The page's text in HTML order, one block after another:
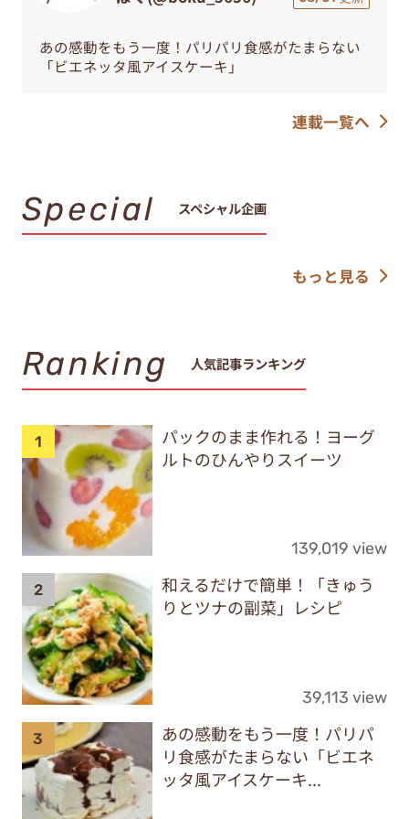
あの感動をもう一度！パリパリ食感がたまらない
「ビエネッタ風アイスケーキ」
連載一覧へ
Special スペシャル企画
もっと見る
Ranking 人気記事ランキング
パックのまま作れる！ヨーグ
ルトのひんやりスイーツ
139,019 view
和えるだけで簡単！「きゅう
りとツナの副菜」レシピ
39,113 view
あの感動をもう一度！パリパ
リ食感がたまらない「ビエネ
ッタ風アイスケーキ...